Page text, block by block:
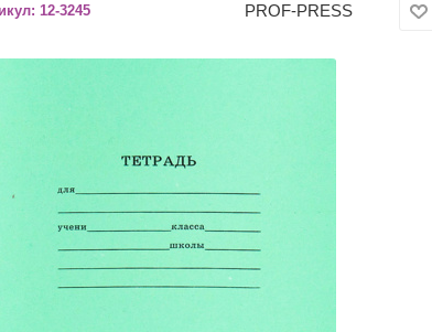
12-3245 PROF-PRESS